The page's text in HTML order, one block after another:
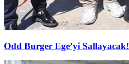
Odd Burger Ege’yi Sallayacak!